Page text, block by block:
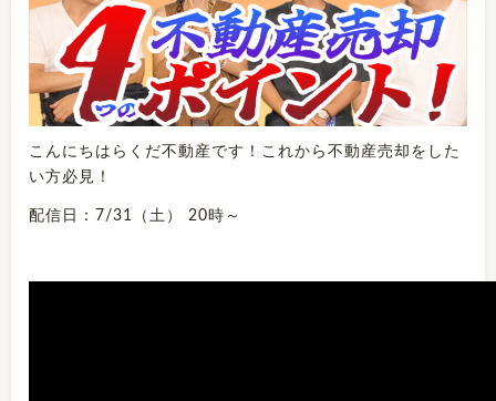
こんにちはらくだ不動産です！これから不動産売却をした
い方必見！
配信日：7/31（土） 20時～